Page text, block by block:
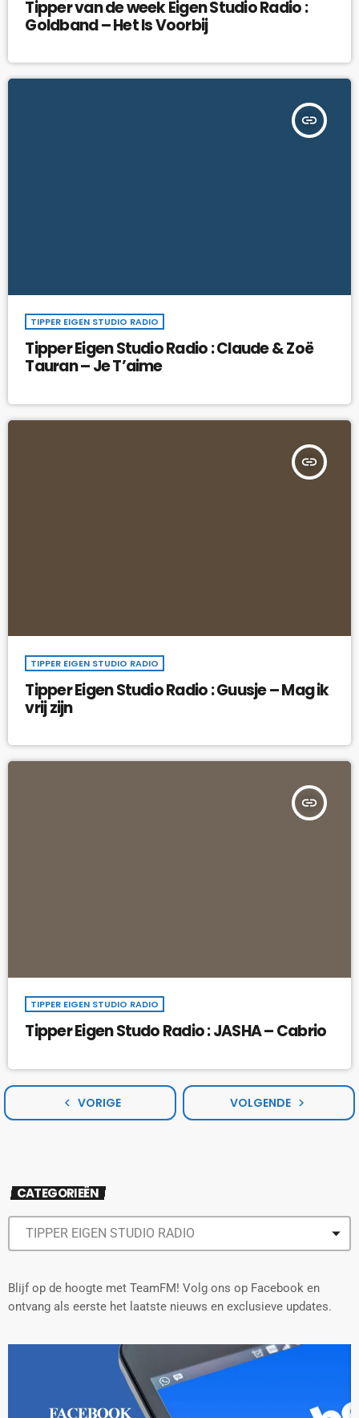
Tipper van de week Eigen Studio Radio :
Goldband – Het Is Voorbij
insert_link
TIPPER EIGEN STUDIO RADIO
Tipper Eigen Studio Radio : Claude & Zoë
Tauran – Je T’aime
insert_link
TIPPER EIGEN STUDIO RADIO
Tipper Eigen Studio Radio : Guusje – Mag ik
vrij zijn
insert_link
TIPPER EIGEN STUDIO RADIO
Tipper Eigen Studo Radio : JASHA – Cabrio
navigate_before VORIGE VOLGENDE navigate_next
CATEGORIEËN
Blijf op de hoogte met TeamFM! Volg ons op Facebook en
ontvang als eerste het laatste nieuws en exclusieve updates.